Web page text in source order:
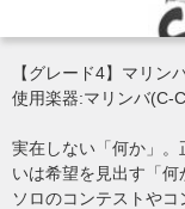
【グレード4】マリン
使用楽器:マリンバ(C-
実在しない「何か」
いは希望を見出す「何
ソロのコンテストや